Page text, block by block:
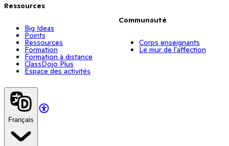
Ressources
Big Ideas
Points
Ressources
Formation
Formation à distance
ClassDojo Plus
Espace des activités
Communauté
Corps enseignants
Le mur de l'affection
Français